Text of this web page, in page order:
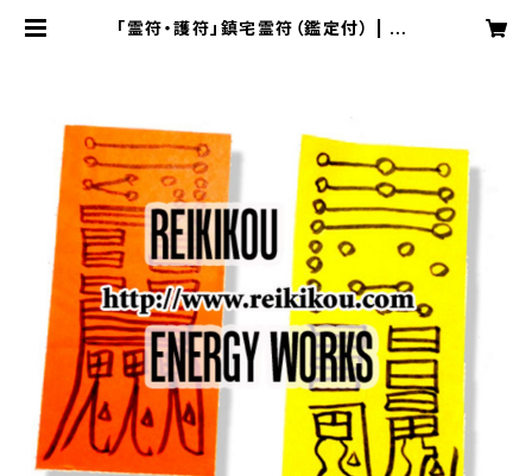
「霊符・護符」鎮宅霊符（鑑定付） | RE